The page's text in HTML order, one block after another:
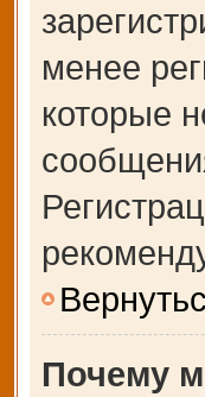
менее
которые
Почему